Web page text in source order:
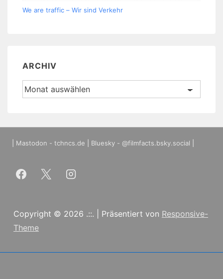
We are traffic – Wir sind Verkehr
ARCHIV
Archiv
Mastodon - tchncs.de Bluesky - @filmfacts.bsky.social
Copyright © 2026 .::. | Präsentiert von Responsive-
Theme